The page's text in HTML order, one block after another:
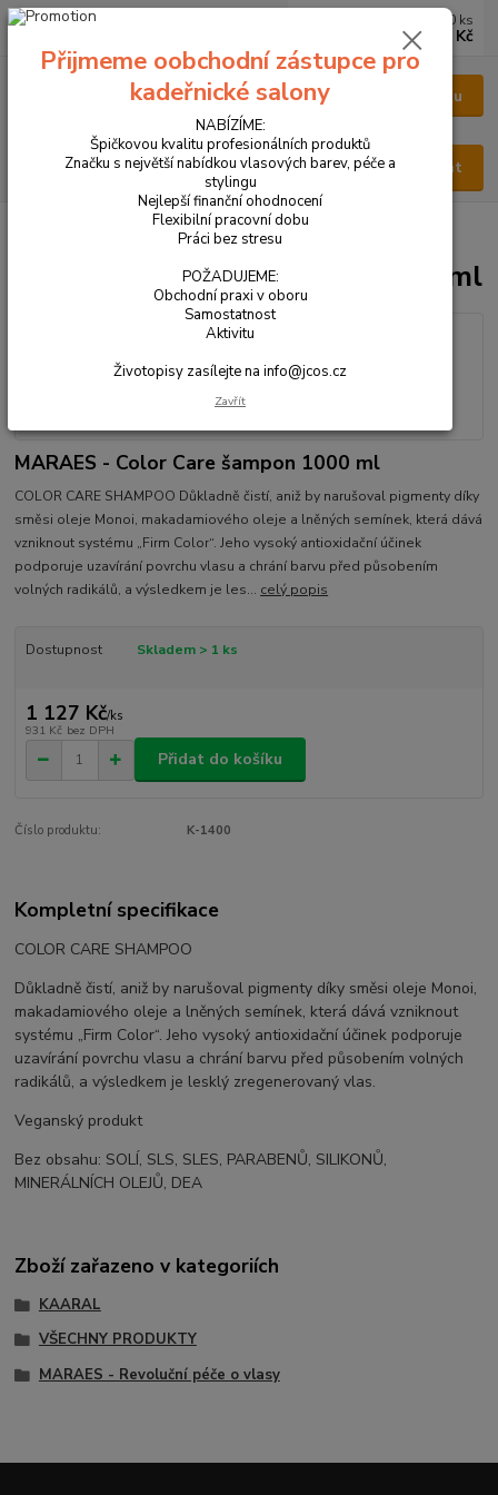
Menu
Hledat
0 ks
0 Kč
VŠECHNY PRODUKTY MARAES - Color šampon 1000 ml
MARAES - Color šampon 1000 ml
MARAES - Color Care šampon 1000 ml
COLOR CARE SHAMPOO Důkladně čistí, aniž by narušoval pigmenty díky
směsi oleje Monoi, makadamiového oleje a lněných semínek, která dává
vzniknout systému „Firm Color“. Jeho vysoký antioxidační účinek
podporuje uzavírání povrchu vlasu a chrání barvu před působením
volných radikálů, a výsledkem je les... celý popis
Dostupnost Skladem > 1 ks
1 127 Kč/ks
931 Kč bez DPH
Přidat do košíku
Číslo produktu: K-1400
Kompletní specifikace
COLOR CARE SHAMPOO
Důkladně čistí, aniž by narušoval pigmenty díky směsi oleje Monoi,
makadamiového oleje a lněných semínek, která dává vzniknout
systému „Firm Color“. Jeho vysoký antioxidační účinek podporuje
uzavírání povrchu vlasu a chrání barvu před působením volných
radikálů, a výsledkem je lesklý zregenerovaný vlas.
Veganský produkt
Bez obsahu: SOLÍ, SLS, SLES, PARABENŮ, SILIKONŮ,
MINERÁLNÍCH OLEJŮ, DEA
Zboží zařazeno v kategoriích
KAARAL
VŠECHNY PRODUKTY
MARAES - Revoluční péče o vlasy
Přijmeme oobchodní zástupce pro
kadeřnické salony
NABÍZÍME:
Špičkovou kvalitu profesionálních produktů
Značku s největší nabídkou vlasových barev, péče a
stylingu
Nejlepší finanční ohodnocení
Flexibilní pracovní dobu
Práci bez stresu
POŽADUJEME:
Obchodní praxi v oboru
Samostatnost
Aktivitu
Životopisy zasílejte na info@jcos.cz
Zavřít